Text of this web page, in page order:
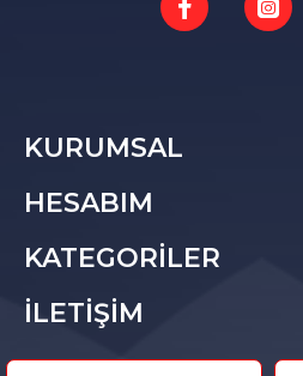
KURUMSAL
HESABIM
KATEGORİLER
İLETİŞİM